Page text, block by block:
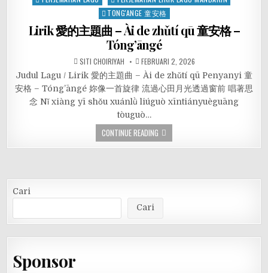
TONG'ANGE 童安格
Lirik 愛的主題曲 – Ài de zhǔtí qū 童安格 –
Tóng’āngé
SITI CHOIRIYAH FEBRUARI 2, 2026
Judul Lagu / Lirik 愛的主題曲 – Ài de zhǔtí qū Penyanyi 童
安格 – Tóng’āngé 妳像一首旋律 流過心田月光透過窗前 唱著思
念 Nǐ xiàng yī shǒu xuánlǜ liúguò xīntiányuèguāng
tòuguò…
CONTINUE READING
Cari
Cari
Sponsor